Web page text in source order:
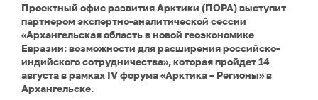
Проектный офис развития Арктики (ПОРА) выступит
партнером экспертно-аналитической сессии
«Архангельская область в новой геоэкономике
Евразии: возможности для расширения российско-
индийского сотрудничества», которая пройдет 14
августа в рамках IV форума «Арктика – Регионы» в
Архангельске.